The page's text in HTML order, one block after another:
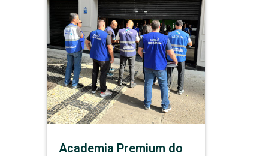
Academia Premium do